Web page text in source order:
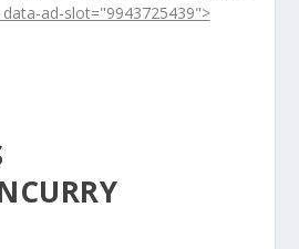
ad-slot="9943725439">